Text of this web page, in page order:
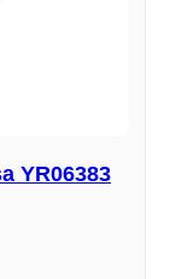
YR06383